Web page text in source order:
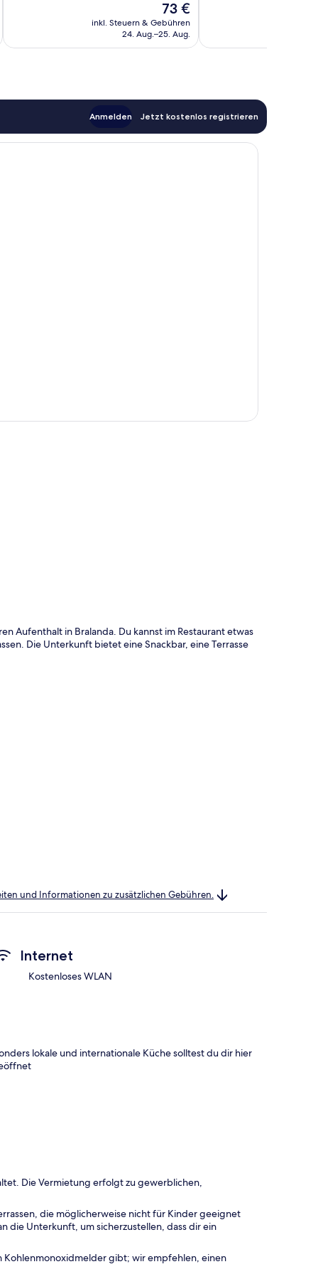
Der
Preis
beträgt
73 €
inkl. Steuern & Gebühren
24. Aug.–25. Aug.
Anmelden Jetzt kostenlos registrieren
Aufenthalt in Bralanda. Du kannst im Restaurant etwas
Die Unterkunft bietet eine Snackbar, eine Terrasse
und Informationen zu zusätzlichen Gebühren.
Internet
Kostenloses WLAN
lokale und internationale Küche solltest du dir hier
Die Vermietung erfolgt zu gewerblichen,
die möglicherweise nicht für Kinder geeignet
die Unterkunft, um sicherzustellen, dass dir ein
gibt; wir empfehlen, einen